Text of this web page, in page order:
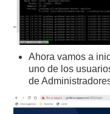
Ahora vamos a
uno de los
de